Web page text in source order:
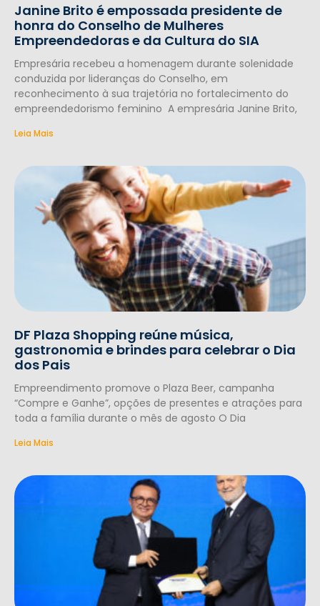
Janine Brito é empossada presidente de
honra do Conselho de Mulheres
Empreendedoras e da Cultura do SIA
Empresária recebeu a homenagem durante solenidade
conduzida por lideranças do Conselho, em
reconhecimento à sua trajetória no fortalecimento do
empreendedorismo feminino A empresária Janine Brito,
Leia Mais
DF Plaza Shopping reúne música,
gastronomia e brindes para celebrar o Dia
dos Pais
Empreendimento promove o Plaza Beer, campanha
“Compre e Ganhe”, opções de presentes e atrações para
toda a família durante o mês de agosto O Dia
Leia Mais